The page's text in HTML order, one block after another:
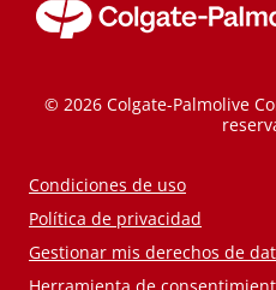
© 2026 Colgate-Palmolive
Condiciones de uso
Política de privacidad
Gestionar mis derechos de